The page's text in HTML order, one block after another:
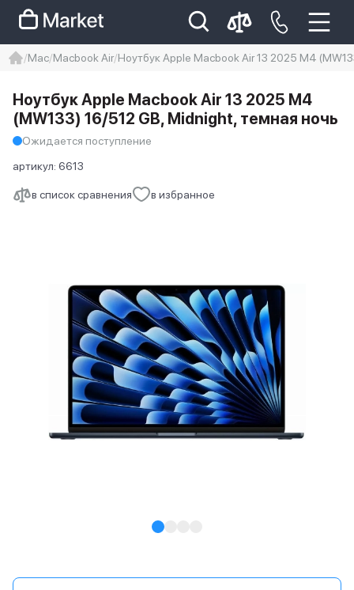
Iphone 14 pro max
айфон 14
Mac Macbook Air Ноутбук Apple Macbook Air 13 2025 M4
в список сравнения в избранное
Ноутбук Apple Macbook Air 13 2025 M4
(MW133) 16/512 GB, Midnight, темная ночь
Ожидается поступление
артикул: 6613